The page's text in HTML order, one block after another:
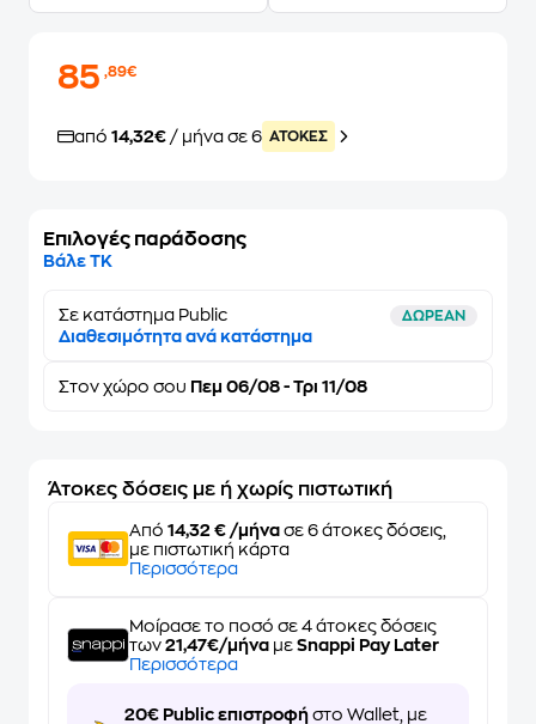
85,89€
από 14,32€ / μήνα σε 6 ATOKEΣ
Επιλογές παράδοσης
Βάλε ΤΚ
Σε κατάστημα Public ΔΩΡΕΑΝ
Διαθεσιμότητα ανά κατάστημα
Στον χώρο σου Πεμ 06/08 - Τρι 11/08
Άτοκες δόσεις με ή χωρίς πιστωτική
Από 14,32 € /μήνα σε 6 άτοκες δόσεις,
με πιστωτική κάρτα
Περισσότερα
Μοίρασε το ποσό σε 4 άτοκες δόσεις
των 21,47€/μήνα με Snappi Pay Later
Περισσότερα
20€ Public επιστροφή στο Wallet, με